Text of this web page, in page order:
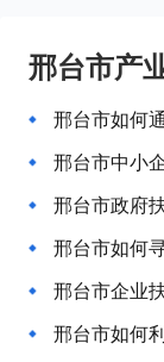
邢台市产
邢台市如何
邢台市中小
邢台市政府
邢台市如何
邢台市企业
邢台市如何